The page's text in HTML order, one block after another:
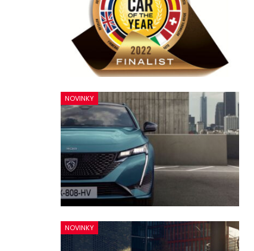
NOVINKY
NOVINKY